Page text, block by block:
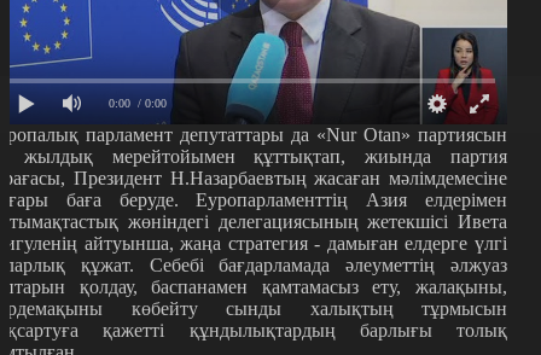
0:00 / 0:00
парламент депутаттары да «Nur Otan» партиясын
жылдық мерейтойымен құттықтап, жиында партия
Президент Н.Назарбаевтың жасаған мәлімдемесіне
баға беруде. Еуропарламенттің Азия елдерімен
жөніндегі делегациясының жетекшісі Ивета
айтуынша, жаңа стратегия - дамыған елдерге үлгі
құжат. Себебі бағдарламада әлеуметтің әлжуаз
қолдау, баспанамен қамтамасыз ету, жалақыны,
көбейту сынды халықтың тұрмысын
қажетті құндылықтардың барлығы толық